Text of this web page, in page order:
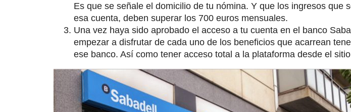
Es que se señale el domicilio de tu nómina. Y que los ingresos que
esa cuenta, deben superar los 700 euros mensuales.
Una vez haya sido aprobado el acceso a tu cuenta en el banco
empezar a disfrutar de cada uno de los beneficios que acarrean
ese banco. Así como tener acceso total a la plataforma desde el